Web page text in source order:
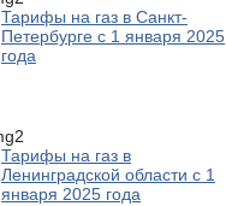
Тарифы на газ в Санкт-
Петербурге с 1 января 2025
года
Тарифы на газ в
Ленинградской области с 1
января 2025 года